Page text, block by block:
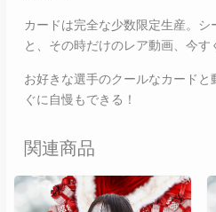
カードは完全な少数限定生産。
と、その時だけのレア動画、今す
お好きな選手のクールなカード
ぐに自慢もできる！
関連商品